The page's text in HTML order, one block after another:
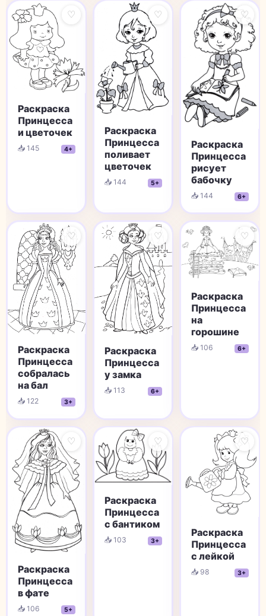
♡
Раскраска
Принцесса
и цветочек
📥 145 4+
♡
Раскраска
Принцесса
поливает
цветочек
📥 144 5+
♡
Раскраска
Принцесса
рисует
бабочку
📥 144 6+
♡
Раскраска
Принцесса
собралась
на бал
📥 122 3+
♡
Раскраска
Принцесса
у замка
📥 113 6+
♡
Раскраска
Принцесса
на
горошине
📥 106 6+
♡
Раскраска
Принцесса
в фате
📥 106 5+
♡
Раскраска
Принцесса
с бантиком
📥 103 3+
♡
Раскраска
Принцесса
с лейкой
📥 98 3+